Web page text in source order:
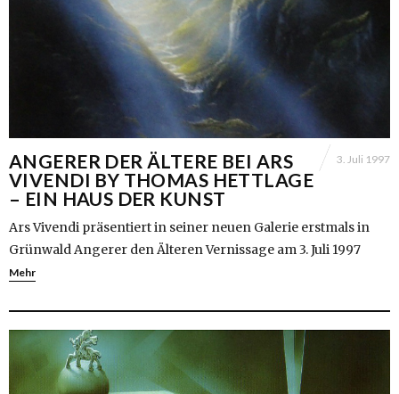
ANGERER DER ÄLTERE BEI ARS
VIVENDI BY THOMAS HETTLAGE
– EIN HAUS DER KUNST
3. Juli 1997
Ars Vivendi präsentiert in seiner neuen Galerie erstmals in
Grünwald Angerer den Älteren Vernissage am 3. Juli 1997
Mehr